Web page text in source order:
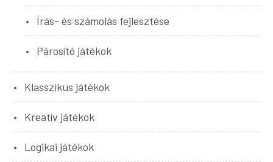
Írás- és számolás fejlesztése
Párosító játékok
Klasszikus játékok
Kreatív játékok
Logikai játékok